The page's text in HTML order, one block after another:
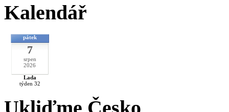
Kalendář
pátek
7
srpen
2026
Lada
týden 32